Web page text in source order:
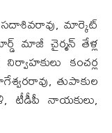
సదాశివరావు, మార్కెట్
మాజీ చైర్మన్ తేళ్ల
కంచర్ల
తుపాకుల
టీడీపీ నాయకులు,